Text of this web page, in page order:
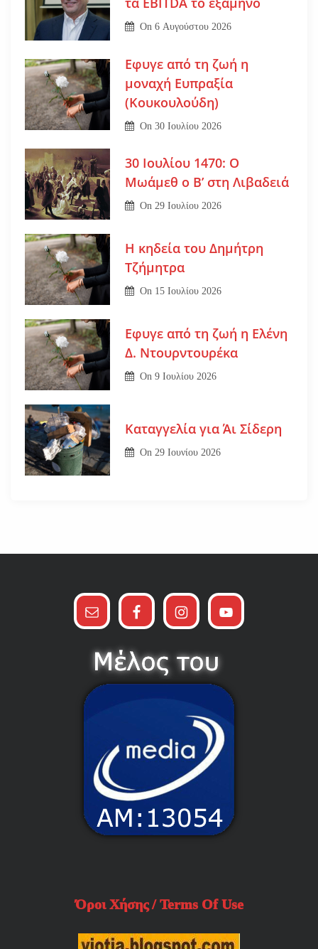
On6 Αυγούστου 2026
Εφυγε από τη ζωή η
μοναχή Ευπραξία
(Κουκουλούδη)
On30 Ιουλίου 2026
30 Ιουλίου 1470: Ο
Μωάμεθ ο Β’ στη Λιβαδειά
On29 Ιουλίου 2026
Η κηδεία του Δημήτρη
Τζήμητρα
On 15 Ιουλίου 2026
Εφυγε από τη ζωή η Ελένη
Δ. Ντουρντουρέκα
On9 Ιουλίου 2026
Καταγγελία για Άι Σίδερη
On 29 Ιουνίου 2026
Όροι Χήσης / Terms Of Use